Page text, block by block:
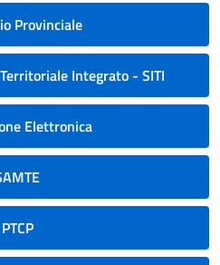
Provinciale
Integrato - SITI
Elettronica
PTCP